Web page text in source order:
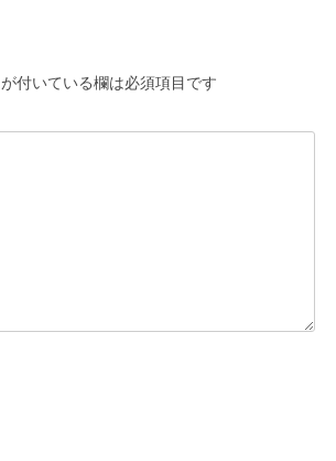
が付いている欄は必須項目です